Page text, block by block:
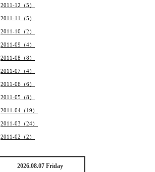
2011-12（5）
2011-11（5）
2011-10（2）
2011-09（4）
2011-08（8）
2011-07（4）
2011-06（6）
2011-05（8）
2011-04（19）
2011-03（24）
2011-02（2）
2026.08.07 Friday